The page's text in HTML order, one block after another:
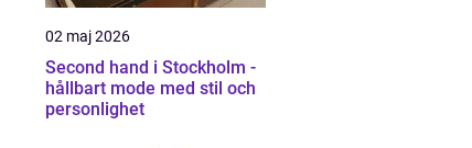
02 maj 2026
Second hand i Stockholm -
hållbart mode med stil och
personlighet